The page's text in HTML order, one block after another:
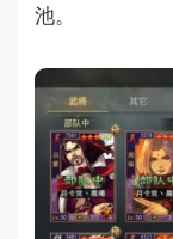
池。